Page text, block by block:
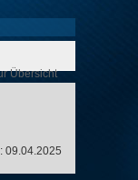
Übersicht
09.04.2025